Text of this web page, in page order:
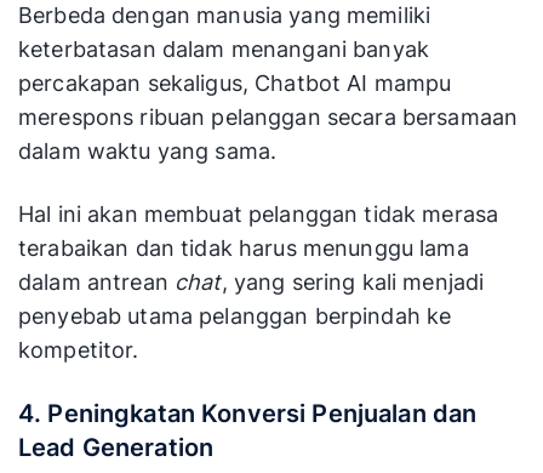
Berbeda dengan manusia yang memiliki
keterbatasan dalam menangani banyak
percakapan sekaligus, Chatbot AI mampu
merespons ribuan pelanggan secara bersamaan
dalam waktu yang sama.
Hal ini akan membuat pelanggan tidak merasa
terabaikan dan tidak harus menunggu lama
dalam antrean chat, yang sering kali menjadi
penyebab utama pelanggan berpindah ke
kompetitor.
4. Peningkatan Konversi Penjualan dan
Lead Generation